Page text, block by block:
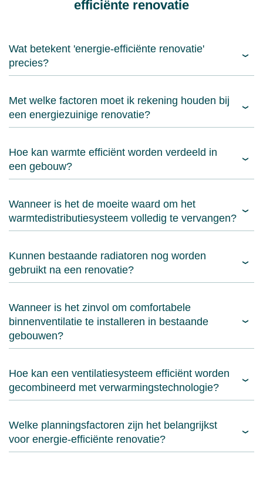
efficiënte renovatie
Wat betekent 'energie-efficiënte renovatie'
precies?
Met welke factoren moet ik rekening houden bij
een energiezuinige renovatie?
Hoe kan warmte efficiënt worden verdeeld in
een gebouw?
Wanneer is het de moeite waard om het
warmtedistributiesysteem volledig te vervangen?
Kunnen bestaande radiatoren nog worden
gebruikt na een renovatie?
Wanneer is het zinvol om comfortabele
binnenventilatie te installeren in bestaande
gebouwen?
Hoe kan een ventilatiesysteem efficiënt worden
gecombineerd met verwarmingstechnologie?
Welke planningsfactoren zijn het belangrijkst
voor energie-efficiënte renovatie?